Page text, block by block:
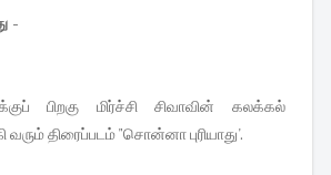
-
பிறகு மிர்ச்சி சிவாவின் கலக்கல்
வரும் திரைப்படம் "சொன்னா புரியாது'.